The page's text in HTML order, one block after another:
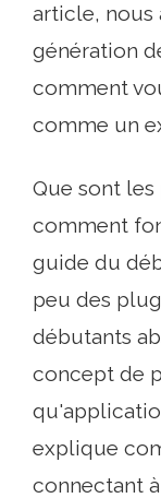
article, nous
génération
comment
comme un
Que sont les
comment
guide du
peu des
débutants
concept de
explique
connectant